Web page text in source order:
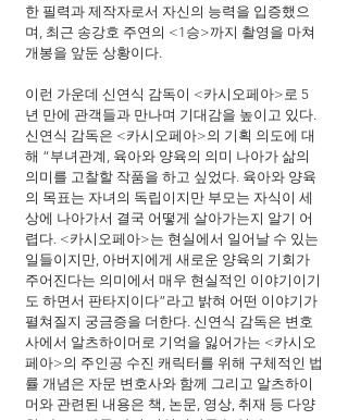
한 필력과 제작자로서 자신의 능력을 입증했으
며, 최근 송강호 주연의 <1승>까지 촬영을 마쳐
개봉을 앞둔 상황이다.
이런 가운데 신연식 감독이 <카시오페아>로 5
년 만에 관객들과 만나며 기대감을 높이고 있다.
신연식 감독은 <카시오페아>의 기획 의도에 대
해 “부녀관계, 육아와 양육의 의미 나아가 삶의
의미를 고찰할 작품을 하고 싶었다. 육아와 양육
의 목표는 자녀의 독립이지만 부모는 자식이 세
상에 나아가서 결국 어떻게 살아가는지 알기 어
렵다. <카시오페아>는 현실에서 일어날 수 있는
일들이지만, 아버지에게 새로운 양육의 기회가
주어진다는 의미에서 매우 현실적인 이야기이기
도 하면서 판타지이다”라고 밝혀 어떤 이야기가
펼쳐질지 궁금증을 더한다. 신연식 감독은 변호
사에서 알츠하이머로 기억을 잃어가는 <카시오
페아>의 주인공 수진 캐릭터를 위해 구체적인 법
률 개념은 자문 변호사와 함께 그리고 알츠하이
머와 관련된 내용은 책, 논문, 영상, 취재 등 다양